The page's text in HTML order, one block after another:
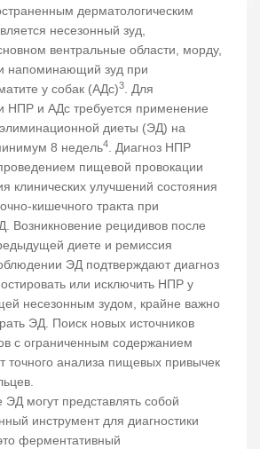
дерматологическим
несезонный зуд,
вентральные области, морду,
напоминающий зуд при
у собак (АДс)3. Для
и АДс требуется применение
элиминационной диеты (ЭД) на
8 недель4. Диагноз НПР
пищевой провокации
клинических улучшений состояния
кишечного тракта при
Возникновение рецидивов после
диете и ремиссия
ЭД подтверждают диагноз
или исключить НПР у
несезонным зудом, крайне важно
ЭД. Поиск новых источников
с ограниченным содержанием
точного анализа пищевых привычек
могут представлять собой
инструмент для диагностики
ферментативный